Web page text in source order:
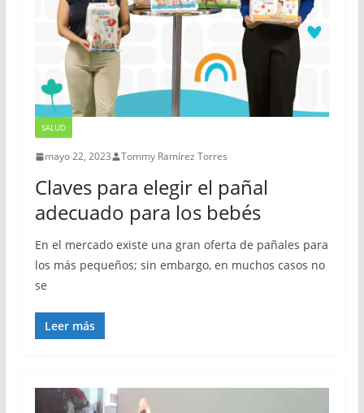
SALUD
mayo 22, 2023 Tommy Ramírez Torres
Claves para elegir el pañal
adecuado para los bebés
En el mercado existe una gran oferta de pañales para
los más pequeños; sin embargo, en muchos casos no
se
Leer más